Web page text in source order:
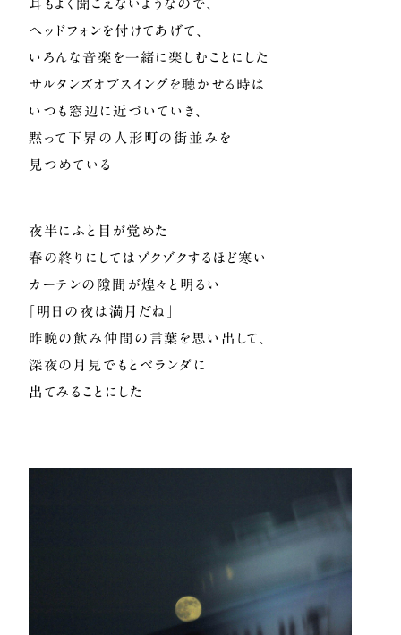
耳もよく聞こえないようなので、
ヘッドフォンを付けてあげて、
いろんな音楽を一緒に楽しむことにした
サルタンズオブスイングを聴かせる時は
いつも窓辺に近づいていき、
黙って下界の人形町の街並みを
見つめている
夜半にふと目が覚めた
春の終りにしてはゾクゾクするほど寒い
カーテンの隙間が煌々と明るい
「明日の夜は満月だね」
昨晩の飲み仲間の言葉を思い出して、
深夜の月見でもとベランダに
出てみることにした